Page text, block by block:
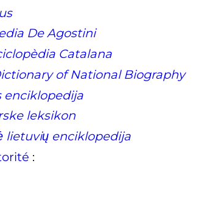
De Agostini
Catalana
of National Biography
enciklopedija
leksikon
lietuvių enciklopedija
: